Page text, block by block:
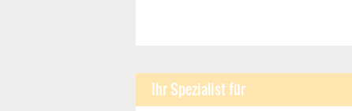
Ihr Spezialist für